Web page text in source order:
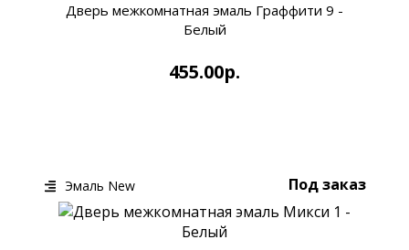
Дверь межкомнатная эмаль Граффити 9 -
Белый
455.00р.
Под заказ
Эмаль New